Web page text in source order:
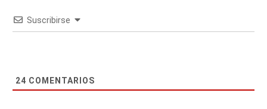
Suscribirse
24 COMENTARIOS